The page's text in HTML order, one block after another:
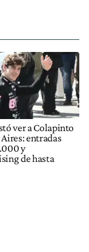
ver a Colapinto
entradas
y
de hasta